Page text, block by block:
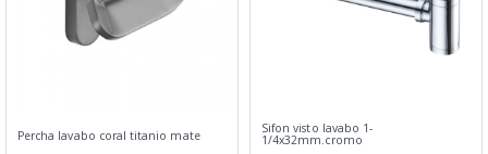
Percha lavabo coral titanio mate Sifon visto lavabo 1-
1/4x32mm.cromo